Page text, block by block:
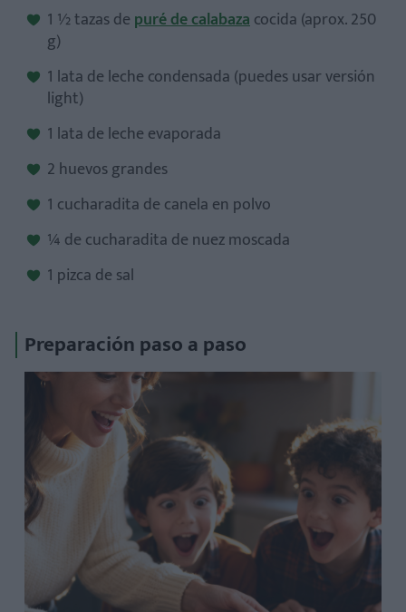
1 ½ tazas de puré de calabazacocida (aprox. 250
g)
1 lata de leche condensada (puedes usar versión
light)
1 lata de leche evaporada
2 huevos grandes
1 cucharadita de canela en polvo
¼ de cucharadita de nuez moscada
1 pizca de sal
Preparación paso a paso